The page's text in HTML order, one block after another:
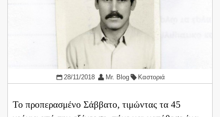
28/11/2018 Mr. Blog Καστοριά
Το προπερασμένο Σάββατο, τιμώντας τα 45